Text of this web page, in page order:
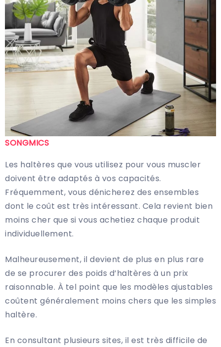
SONGMICS
Les haltères que vous utilisez pour vous muscler
doivent être adaptés à vos capacités.
Fréquemment, vous dénicherez des ensembles
dont le coût est très intéressant. Cela revient bien
moins cher que si vous achetiez chaque produit
individuellement.
Malheureusement, il devient de plus en plus rare
de se procurer des poids d’haltères à un prix
raisonnable. À tel point que les modèles ajustables
coûtent généralement moins chers que les simples
haltère.
En consultant plusieurs sites, il est très difficile de